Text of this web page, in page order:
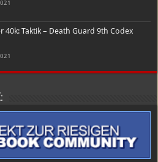
40k: Taktik – Death Guard 9th Codex